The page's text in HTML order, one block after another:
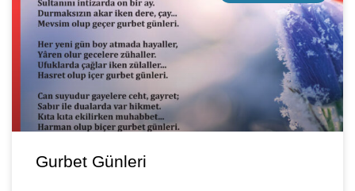
Gurbet Günleri